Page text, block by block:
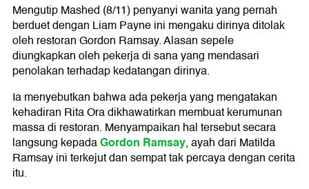
Mengutip Mashed (8/11) penyanyi wanita yang pernah
berduet dengan Liam Payne ini mengaku dirinya ditolak
oleh restoran Gordon Ramsay. Alasan sepele
diungkapkan oleh pekerja di sana yang mendasari
penolakan terhadap kedatangan dirinya.
Ia menyebutkan bahwa ada pekerja yang mengatakan
kehadiran Rita Ora dikhawatirkan membuat kerumunan
massa di restoran. Menyampaikan hal tersebut secara
langsung kepadaGordon Ramsay, ayah dari Matilda
Ramsay ini terkejut dan sempat tak percaya dengan cerita
itu.